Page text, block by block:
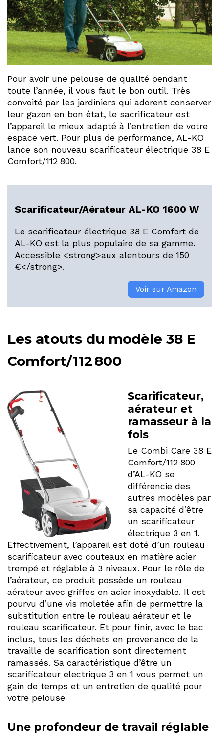
Pour avoir une pelouse de qualité pendant
toute l’année, il vous faut le bon outil. Très
convoité par les jardiniers qui adorent conserver
leur gazon en bon état, le sacrificateur est
l’appareil le mieux adapté à l’entretien de votre
espace vert. Pour plus de performance, AL-KO
lance son nouveau scarificateur électrique 38 E
Comfort/112 800.
Scarificateur/Aérateur AL-KO 1600 W
Le scarificateur électrique 38 E Comfort de
AL-KO est la plus populaire de sa gamme.
Accessible <strong>aux alentours de 150
€</strong>.
Voir sur Amazon
Les atouts du modèle 38 E
Comfort/112800
Scarificateur,
aérateur et
ramasseur à la
fois
Le Combi Care 38 E
Comfort/112 800
d’AL-KO se
différencie des
autres modèles par
sa capacité d’être
un scarificateur
électrique 3 en 1.
Effectivement, l’appareil est doté d’un rouleau
scarificateur avec couteaux en matière acier
trempé et réglable à 3 niveaux. Pour le rôle de
l’aérateur, ce produit possède un rouleau
aérateur avec griffes en acier inoxydable. Il est
pourvu d’une vis moletée afin de permettre la
substitution entre le rouleau aérateur et le
rouleau scarificateur. Et pour finir, avec le bac
inclus, tous les déchets en provenance de la
travaille de scarification sont directement
ramassés. Sa caractéristique d’être un
scarificateur électrique 3 en 1 vous permet un
gain de temps et un entretien de qualité pour
votre pelouse.
Une profondeur de travail réglable